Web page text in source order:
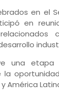
en el
en
una
la
América